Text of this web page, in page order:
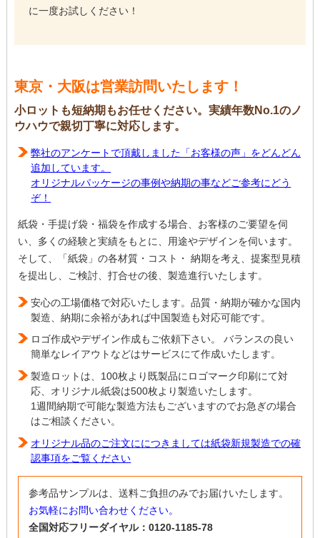
に一度お試しください！
東京・大阪は営業訪問いたします！
小ロットも短納期もお任せください。実績年数No.1のノ
ウハウで親切丁寧に対応します。
弊社のアンケートで頂戴しました「お客様の声」をどんどん
追加しています。
オリジナルパッケージの事例や納期の事などご参考にどう
ぞ！
紙袋・手提げ袋・福袋を作成する場合、お客様のご要望を伺
い、多くの経験と実績をもとに、用途やデザインを伺います。
そして、「紙袋」の各材質・コスト・ 納期を考え、提案型見積
を提出し、ご検討、打合せの後、製造進行いたします。
安心の工場価格で対応いたします。品質・納期が確かな国内
製造、納期に余裕があれば中国製造も対応可能です。
ロゴ作成やデザイン作成もご依頼下さい。 バランスの良い
簡単なレイアウトなどはサービスにて作成いたします。
製造ロットは、100枚より既製品にロゴマーク印刷にて対
応、オリジナル紙袋は500枚より製造いたします。
1週間納期で可能な製造方法もございますのでお急ぎの場合
はご相談ください。
オリジナル品のご注文ににつきましては紙袋新規製造での確
認事項をご覧ください
参考品サンプルは、送料ご負担のみでお届けいたします。
お気軽にお問い合わせください。
全国対応フリーダイヤル：0120-1185-78